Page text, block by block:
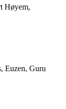
Høyem,
Euzen, Guru